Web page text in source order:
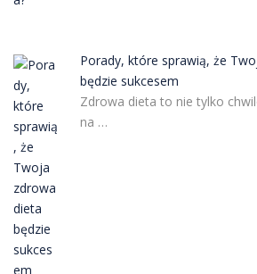
Porady, które sprawią, że
będzie sukcesem
Zdrowa dieta to nie tylko
na …